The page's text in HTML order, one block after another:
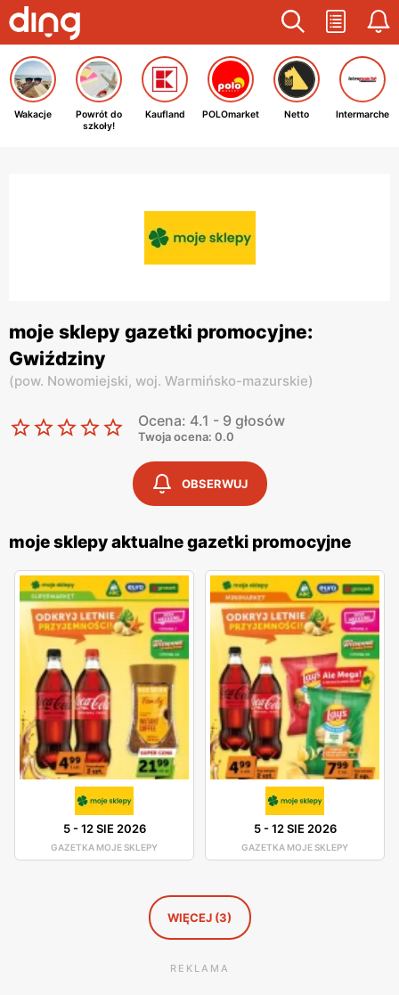
Wakacje
Powrót do
szkoły!
Kaufland POLOmarket Netto Intermarche
moje sklepy gazetki promocyjne:
Gwiździny
(pow. Nowomiejski, woj. Warmińsko-mazurskie)
Ocena: 4.1 - 9 głosów
Twoja ocena: 0.0
OBSERWUJ
moje sklepy aktualne gazetki promocyjne
5-12 SIE 2026
GAZETKA MOJE SKLEPY
5-12 SIE 2026
GAZETKA MOJE SKLEPY
WIĘCEJ (3)
REKLAMA